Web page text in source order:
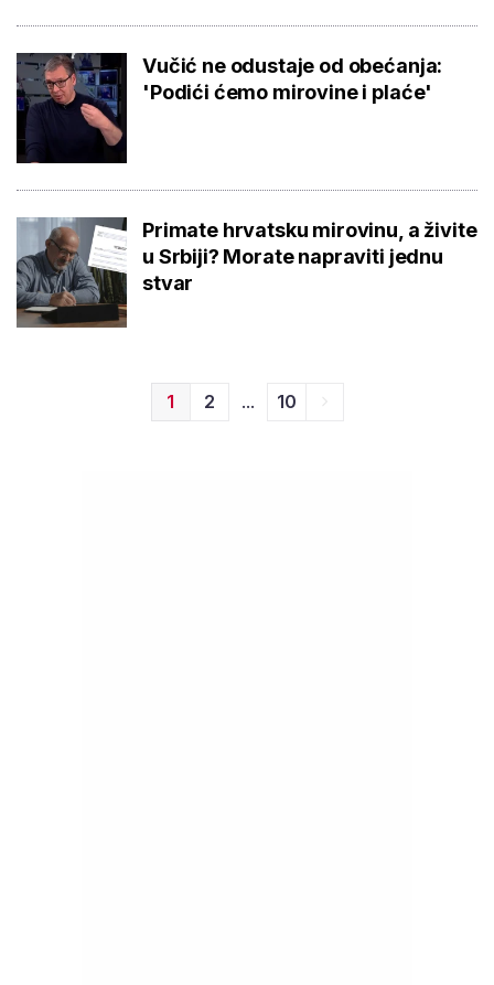
Vučić ne odustaje od obećanja:
'Podići ćemo mirovine i plaće'
Primate hrvatsku mirovinu, a živite
u Srbiji? Morate napraviti jednu
stvar
1 2 ... 10